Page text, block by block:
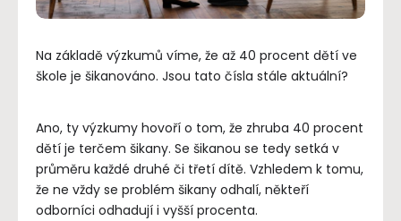
Na základě výzkumů víme, že až 40 procent dětí ve
škole je šikanováno. Jsou tato čísla stále aktuální?
Ano, ty výzkumy hovoří o tom, že zhruba 40 procent
dětí je terčem šikany. Se šikanou se tedy setká v
průměru každé druhé či třetí dítě. Vzhledem k tomu,
že ne vždy se problém šikany odhalí, někteří
odborníci odhadují i ​​vyšší procenta.